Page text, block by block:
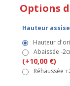
Options
Hauteur
Hauteur
Abaissée -
(+10,00 €)
Réhaussée